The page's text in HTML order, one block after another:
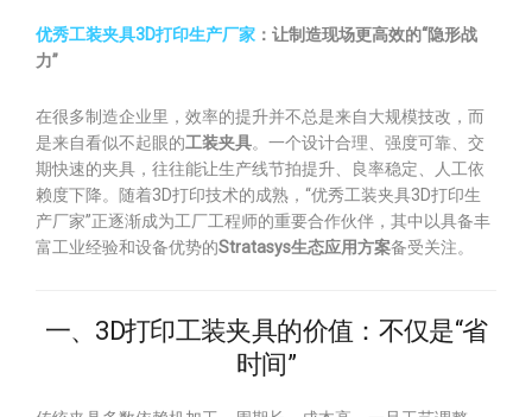
优秀工装夹具3D打印生产厂家 ：让制造现场更高效的“隐形战
力”
在很多制造企业里，效率的提升并不总是来自大规模技改，而
是来自看似不起眼的工装夹具。一个设计合理、强度可靠、交
期快速的夹具，往往能让生产线节拍提升、良率稳定、人工依
赖度下降。随着3D打印技术的成熟，“优秀工装夹具3D打印生
产厂家”正逐渐成为工厂工程师的重要合作伙伴，其中以具备丰
富工业经验和设备优势的Stratasys生态应用方案备受关注。
一、3D打印工装夹具的价值：不仅是“省
时间”